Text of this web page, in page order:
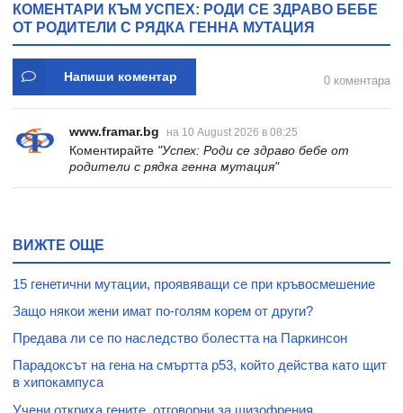
КОМЕНТАРИ КЪМ УСПЕХ: РОДИ СЕ ЗДРАВО БЕБЕ
ОТ РОДИТЕЛИ С РЯДКА ГЕННА МУТАЦИЯ
Напиши коментар 0 коментара
www.framar.bg на 10 August 2026 в 08:25
Коментирайте "Успех: Роди се здраво бебе от
родители с рядка генна мутация"
ВИЖТЕ ОЩЕ
15 генетични мутации, проявяващи се при кръвосмешение
Защо някои жени имат по-голям корем от други?
Предава ли се по наследство болестта на Паркинсон
Парадоксът на гена на смъртта p53, който действа като щит
в хипокампуса
Учени откриха гените, отговорни за шизофрения